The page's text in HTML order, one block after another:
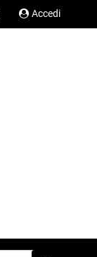
Accedi